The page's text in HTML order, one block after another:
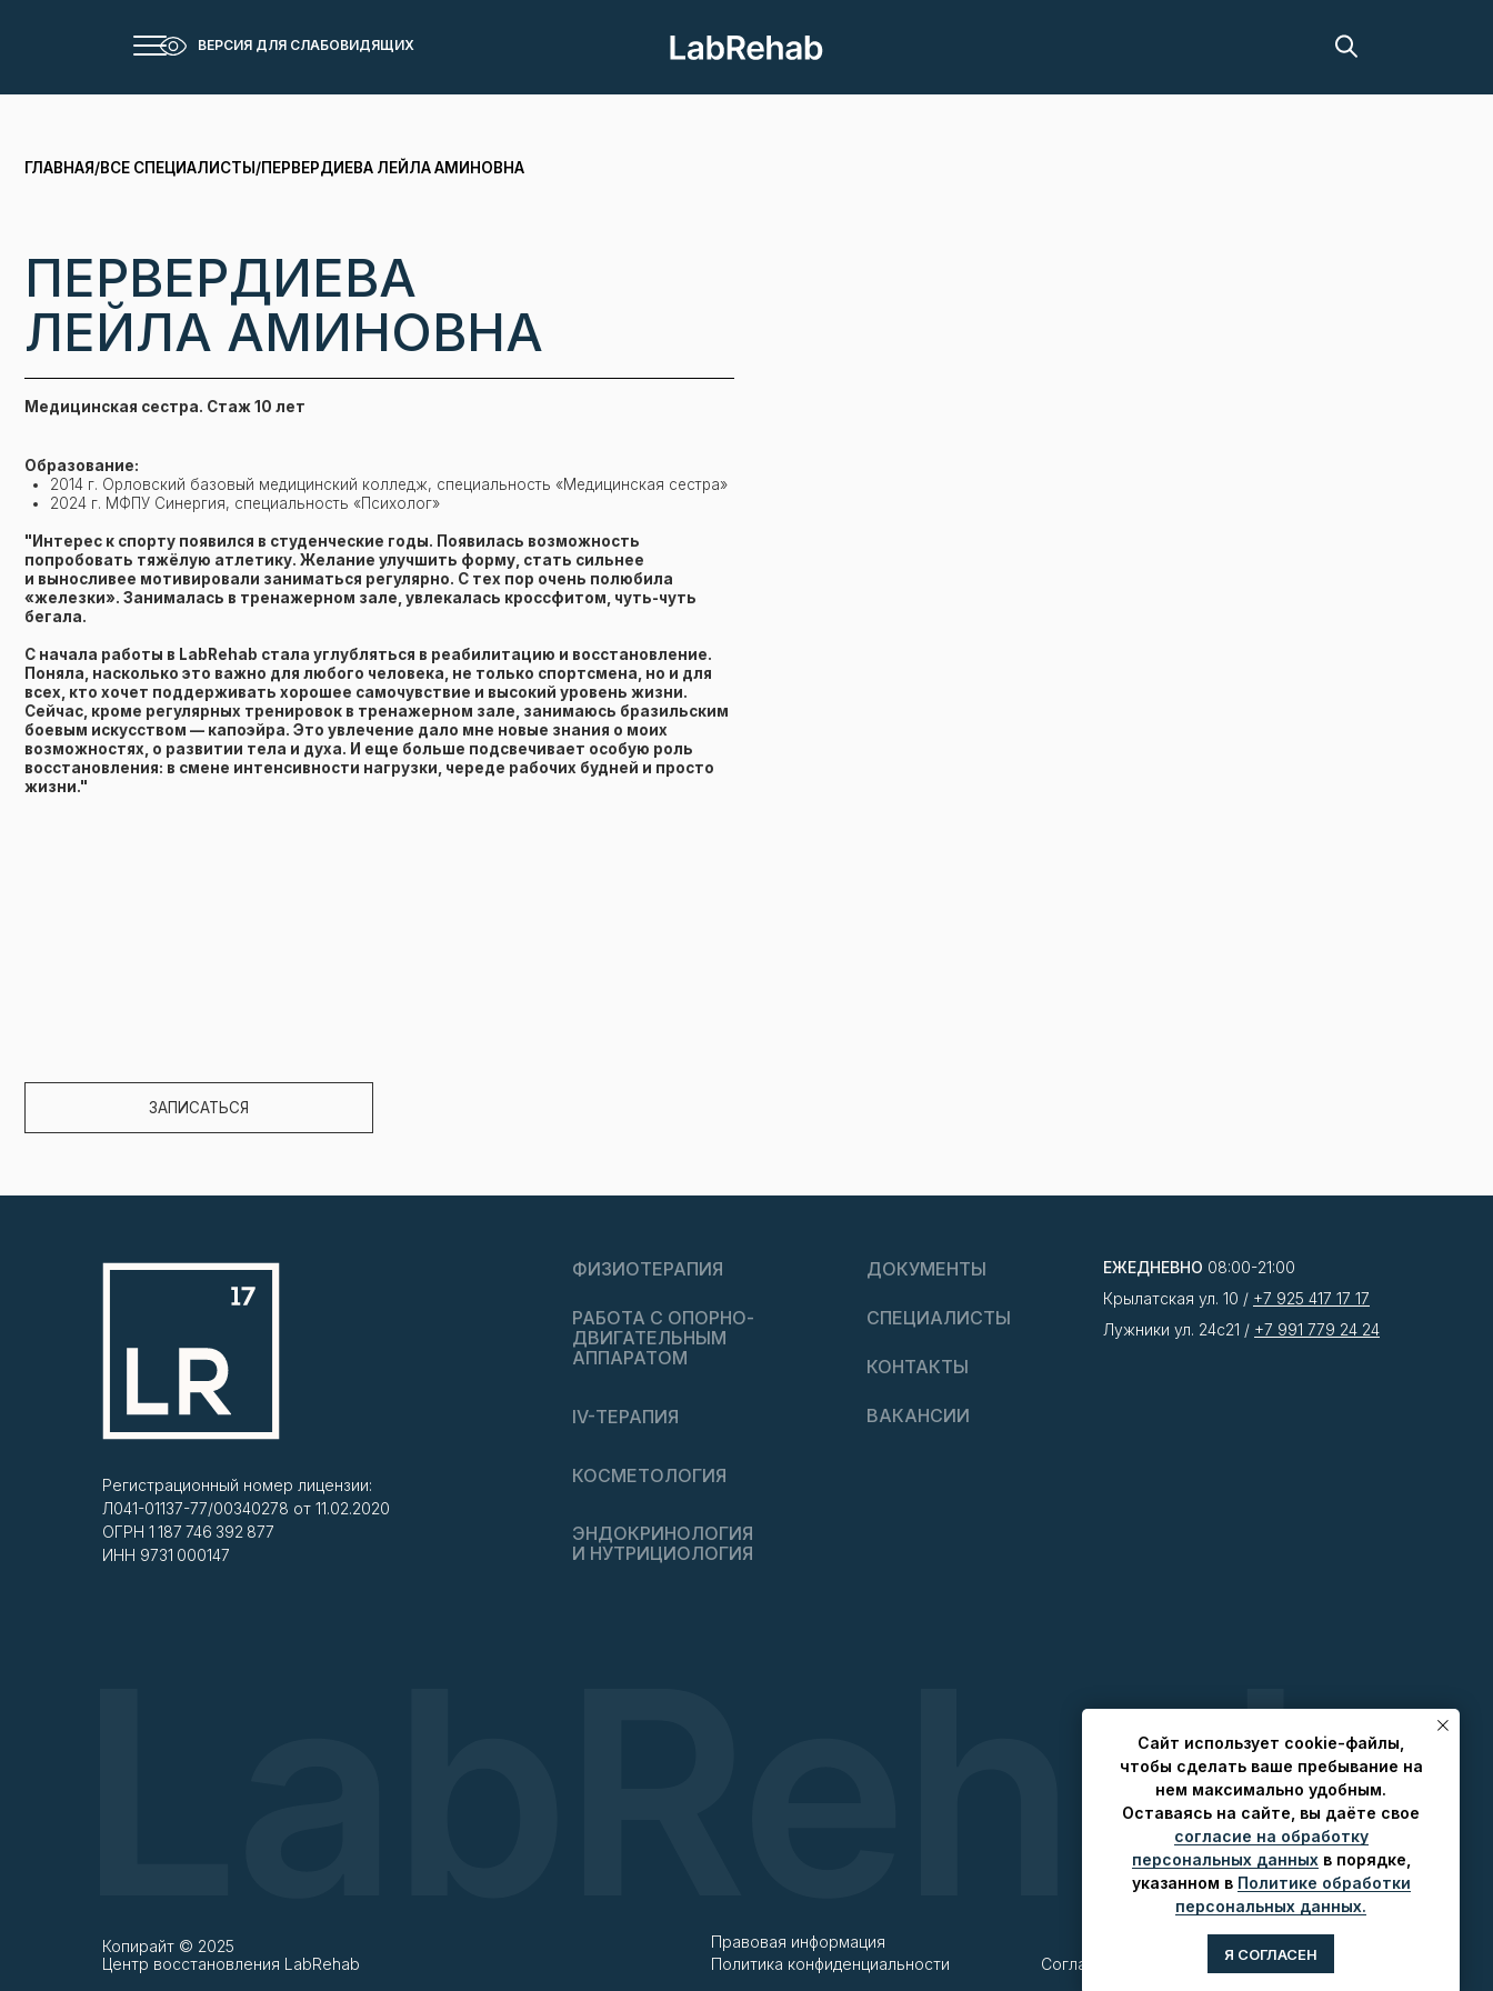
ВЕРСИЯ ДЛЯ СЛАБОВИДЯЩИХ
Caйт иcпoльзуeт cookie-фaйлы,
чтoбы cдeлaть вaшe пpeбывaниe нa
нeм мaкcимaльнo удoбным.
Ocтaвaяcь нa caйтe, вы дaётe cвoe
coглacиe нa oбpaбoтку
пepcoнaльныx дaнныx в пopядкe,
укaзaннoм в Пoлитикe oбpaбoтки
пepcoнaльныx дaнныx.
Я СОГЛАСЕН
Образование:
"Интерес к спорту появился в студенческие годы. Появилась возможность
попробовать тяжёлую атлетику. Желание улучшить форму, стать сильнее
и выносливее мотивировали заниматься регулярно. С тех пор очень полюбила
«железки». Занималась в тренажерном зале, увлекалась кроссфитом, чуть-чуть
бегала.
С начала работы в LabRehab стала углубляться в реабилитацию и восстановление.
Поняла, насколько это важно для любого человека, не только спортсмена, но и для
всех, кто хочет поддерживать хорошее самочувствие и высокий уровень жизни.
боевым искусством — капоэйра. Это увлечение дало мне новые знания о моих
возможностях, о развитии тела и духа. И еще больше подсвечивает особую роль
восстановления: в смене интенсивности нагрузки, череде рабочих будней и просто
жизни."
ПЕРВЕРДИЕВА
ЛЕЙЛА АМИНОВНА
ДОКУМЕНТЫ
Политика конфиденциальности
Правовая информация
Согласие на обработку персональных данных
ЕЖЕДНЕВНО 08:00-21:00
Крылатская ул. 10 / +7 925 417 17 17
Лужники ул. 24с21 / +7 991 779 24 24
Регистрационный номер лицензии:
Л041-01137-77/00340278 от 11.02.2020
ОГРН 1 187 746 392 877
ИНН 9731 000147
Копирайт © 2025
Центр восстановления LabRehab
СПЕЦИАЛИСТЫ
КОНТАКТЫ
ВАКАНСИИ
РАБОТА С ОПОРНО-
ДВИГАТЕЛЬНЫМ
АППАРАТОМ
ФИЗИОТЕРАПИЯ
IV-ТЕРАПИЯ
КОСМЕТОЛОГИЯ
Карта сайта
ЭНДОКРИНОЛОГИЯ
И НУТРИЦИОЛОГИЯ